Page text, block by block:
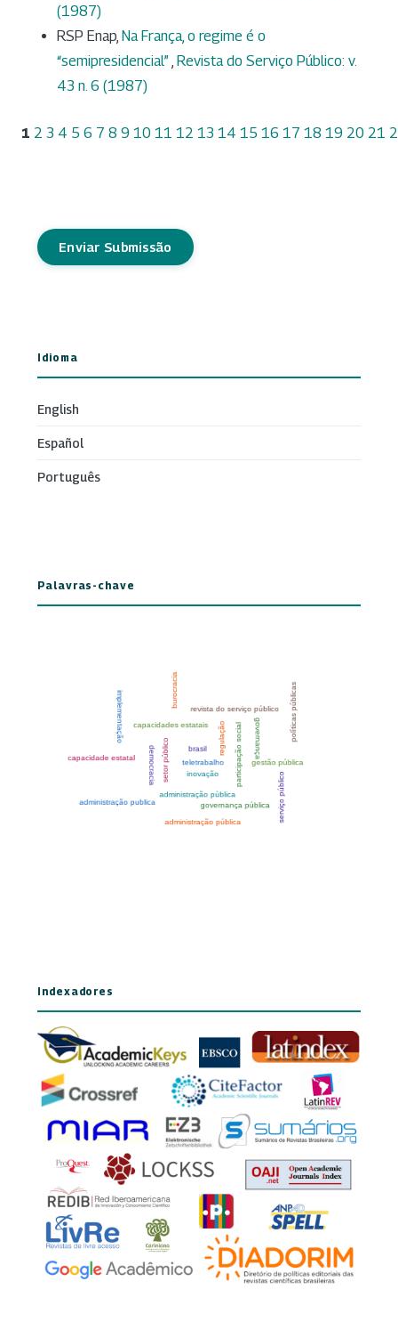
(1987)
RSP Enap, Na França, o regime é o
“semipresidencial” Revista do Serviço Público: v.
43 n. 6 (1987)
1 2 3 4 5 6 7 8 9 10 11 12 13 14 15 16 17 18 19 20 21
Enviar Submissão
Idioma
English
Español
Português
Palavras-chave
Indexadores